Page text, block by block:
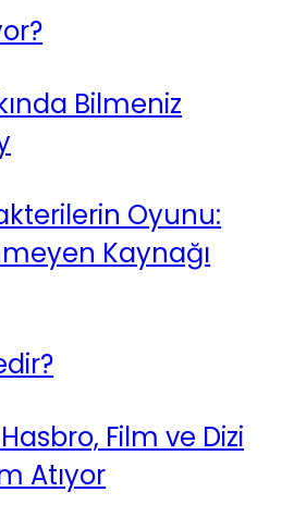
Bilmeniz
Oyunu:
Kaynağı
Film ve Dizi
Atıyor